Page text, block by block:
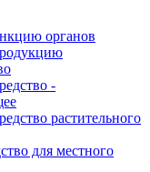
органов
-
растительного
для местного